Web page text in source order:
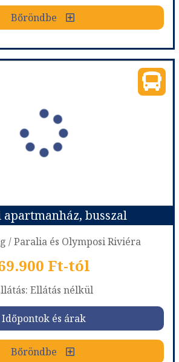
Bőröndbe
Bőröndbe
Apartmanház, busszal
Görögország
Város:Sarti
módja:Busszal
Ellátás nélkül
Apartmanház
2-3 ágyas félszuterén stúdió
2026-09-25 | 7 éj
69.900 Ft-tól
Időpontok és árak
Bőröndbe
busszal
/ Paralia és Olymposi Riviéra
Ft-tól
Ellátás nélkül
Időpontok és árak
Bőröndbe